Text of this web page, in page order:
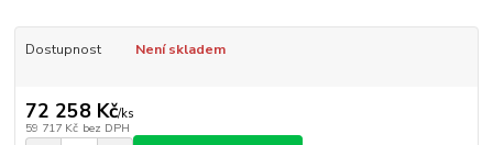
Dostupnost Není skladem
72 258 Kč/ks
59 717 Kč bez DPH